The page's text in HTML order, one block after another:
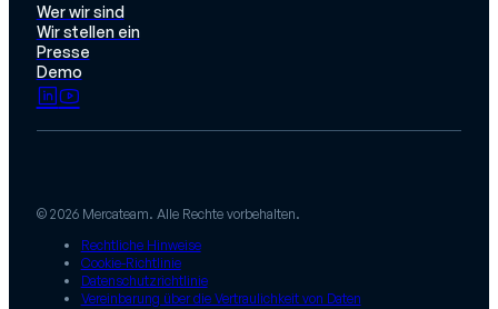
Wer wir sind
Wir stellen ein
Presse
Demo
© 2026 Mercateam. Alle Rechte vorbehalten.
Rechtliche Hinweise
Cookie-Richtlinie
Datenschutzrichtlinie
Vereinbarung über die Vertraulichkeit von Daten